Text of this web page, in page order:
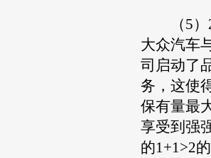
（5）
大众汽车
司启动了
务，这使
保有量最
享受到强
的1+1>2